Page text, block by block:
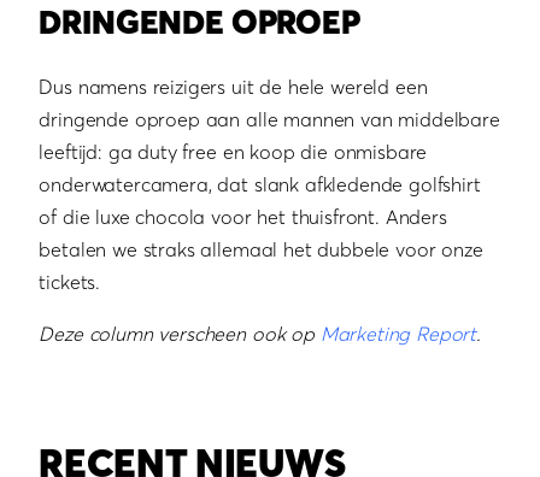
DRINGENDE OPROEP
Dus namens reizigers uit de hele wereld een
dringende oproep aan alle mannen van middelbare
leeftijd: ga duty free en koop die onmisbare
onderwatercamera, dat slank afkledende golfshirt
of die luxe chocola voor het thuisfront. Anders
betalen we straks allemaal het dubbele voor onze
tickets.
Deze column verscheen ook op Marketing Report.
RECENT NIEUWS